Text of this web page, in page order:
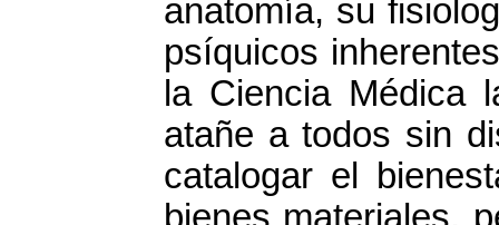
anatomía, su
psíquicos
la Ciencia Médica
atañe a todos sin
catalogar el
bienes materiales,